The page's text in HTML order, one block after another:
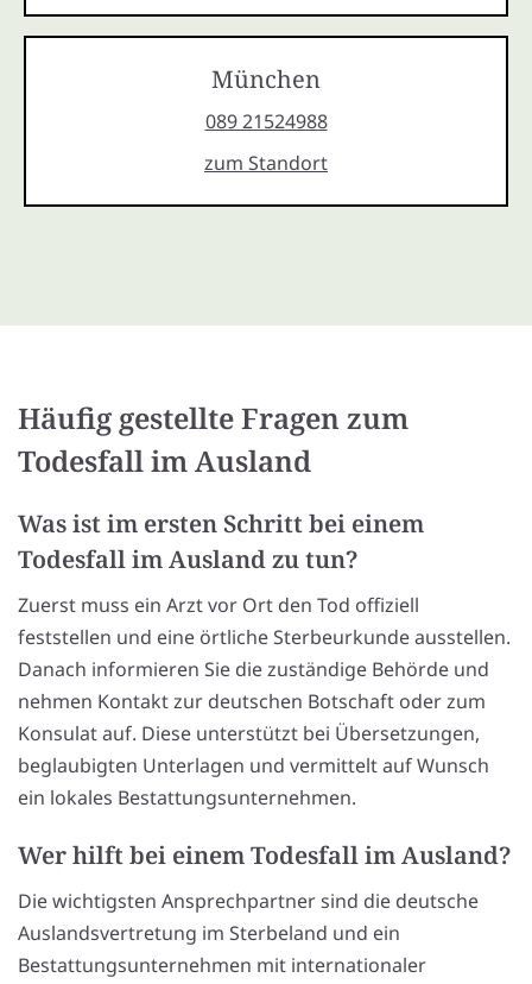
München
089 21524988
zum Standort
Häufig gestellte Fragen zum
Todesfall im Ausland
Was ist im ersten Schritt bei einem
Todesfall im Ausland zu tun?
Zuerst muss ein Arzt vor Ort den Tod offiziell
feststellen und eine örtliche Sterbeurkunde ausstellen.
Danach informieren Sie die zuständige Behörde und
nehmen Kontakt zur deutschen Botschaft oder zum
Konsulat auf. Diese unterstützt bei Übersetzungen,
beglaubigten Unterlagen und vermittelt auf Wunsch
ein lokales Bestattungsunternehmen.
Wer hilft bei einem Todesfall im Ausland?
Die wichtigsten Ansprechpartner sind die deutsche
Auslandsvertretung im Sterbeland und ein
Bestattungsunternehmen mit internationaler